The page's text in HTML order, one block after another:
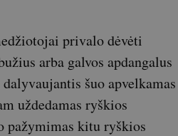
privalo dėvėti
arba galvos apdangalus
šuo apvelkamas
uždedamas ryškios
pažymimas kitu ryškios